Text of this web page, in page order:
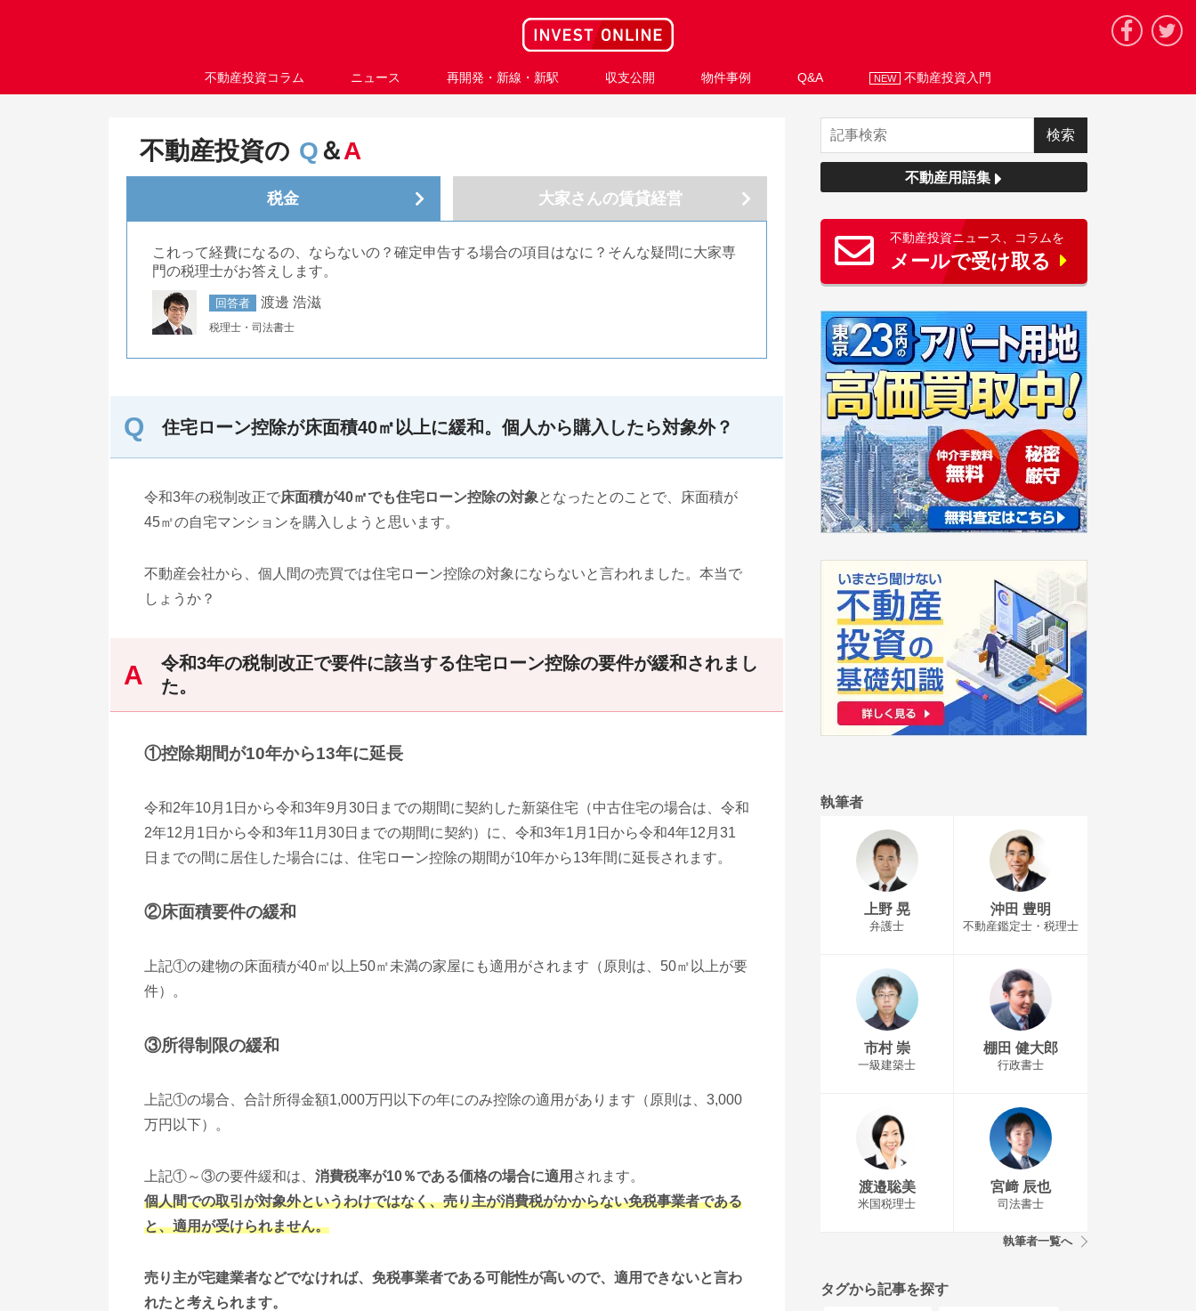
不動産投資コラム ニュース 再開発・新線・新駅 収支公開 物件事例 Q&A NEW 不動産投資入門
不動産投資の Q＆A
税金 大家さんの賃貸経営
これって経費になるの、ならないの？確定申告する場合の項目はなに？そんな疑問に大家専
門の税理士がお答えします。
回答者 渡邊 浩滋
税理士・司法書士
住宅ローン控除が床面積40㎡以上に緩和。個人から購入したら対象外？
令和3年の税制改正で床面積が40㎡でも住宅ローン控除の対象となったとのことで、床面積が
45㎡の自宅マンションを購入しようと思います。
不動産会社から、個人間の売買では住宅ローン控除の対象にならないと言われました。本当で
しょうか？
令和3年の税制改正で要件に該当する住宅ローン控除の要件が緩和されまし
た。
①控除期間が10年から13年に延長
令和2年10月1日から令和3年9月30日までの期間に契約した新築住宅（中古住宅の場合は、令和
2年12月1日から令和3年11月30日までの期間に契約）に、令和3年1月1日から令和4年12月31
日までの間に居住した場合には、住宅ローン控除の期間が10年から13年間に延長されます。
②床面積要件の緩和
上記①の建物の床面積が40㎡以上50㎡未満の家屋にも適用がされます（原則は、50㎡以上が要
件）。
③所得制限の緩和
上記①の場合、合計所得金額1,000万円以下の年にのみ控除の適用があります（原則は、3,000
万円以下）。
上記①～③の要件緩和は、 消費税率が10％である価格の場合に適用 されます。
個人間での取引が対象外というわけではなく、売り主が消費税がかからない免税事業者である
と、適用が受けられません。
売り主が宅建業者などでなければ、免税事業者である可能性が高いので、適用できないと言わ
れたと考えられます。
不動産用語集
不動産投資ニュース、コラムを
メールで受け取る
執筆者
上野 晃
弁護士
沖田 豊明
不動産鑑定士・税理士
市村 崇
一級建築士
棚田 健大郎
行政書士
渡邉聡美
米国税理士
宮﨑 辰也
司法書士
執筆者一覧へ
タグから記事を探す